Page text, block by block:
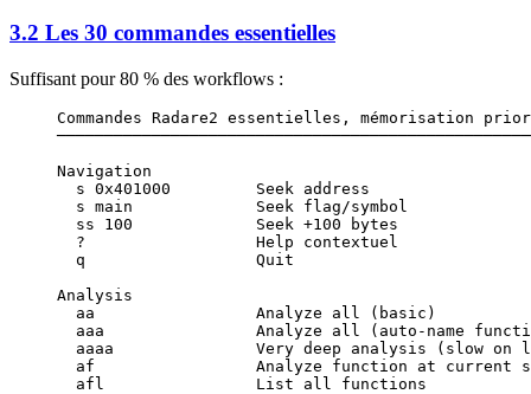
3.2 Les 30 commandes essentielles
Suffisant pour 80 % des workflows :
Commandes Radare2 essentielles, mémorisation
Navigation
  s 0x401000         Seek address
  s main             Seek flag/symbol
  ss 100             Seek +100 bytes
  ?                  Help contextuel
  q                  Quit
Analysis
  aa                 Analyze all (basic)
aaa                Analyze all (auto-name
aaaa               Very deep analysis (slow on
af                 Analyze function at current
  afl                List all functions